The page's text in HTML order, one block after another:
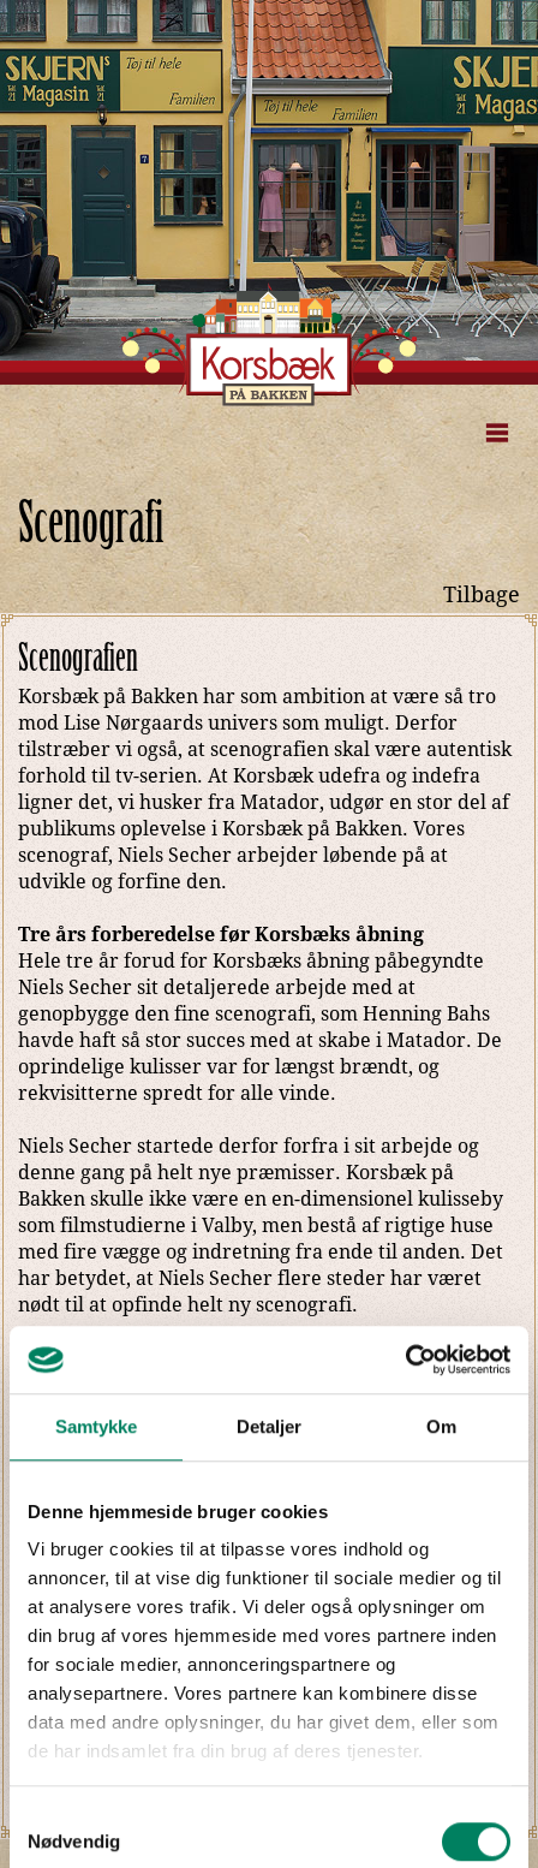
Samtykke Detaljer Om
Denne hjemmeside bruger cookies
Vi bruger cookies til at tilpasse vores indhold og
annoncer, til at vise dig funktioner til sociale medier og til
at analysere vores trafik. Vi deler også oplysninger om
din brug af vores hjemmeside med vores partnere inden
for sociale medier, annonceringspartnere og
analysepartnere. Vores partnere kan kombinere disse
data med andre oplysninger, du har givet dem, eller som
de har indsamlet fra din brug af deres tjenester.
Nødvendig
Scenografi
Tilbage
Scenografien
Korsbæk på Bakken har som ambition at være så tro
mod Lise Nørgaards univers som muligt. Derfor
tilstræber vi også, at scenografien skal være autentisk
forhold til tv-serien. At Korsbæk udefra og indefra
ligner det, vi husker fra Matador, udgør en stor del af
publikums oplevelse i Korsbæk på Bakken. Vores
scenograf, Niels Secher arbejder løbende på at
udvikle og forfine den.
Tre års forberedelse før Korsbæks åbning
Hele tre år forud for Korsbæks åbning påbegyndte
Niels Secher sit detaljerede arbejde med at
genopbygge den fine scenografi, som Henning Bahs
havde haft så stor succes med at skabe i Matador. De
oprindelige kulisser var for længst brændt, og
rekvisitterne spredt for alle vinde.
Niels Secher startede derfor forfra i sit arbejde og
denne gang på helt nye præmisser. Korsbæk på
Bakken skulle ikke være en en-dimensionel kulisseby
som filmstudierne i Valby, men bestå af rigtige huse
med fire vægge og indretning fra ende til anden. Det
har betydet, at Niels Secher flere steder har været
nødt til at opfinde helt ny scenografi.